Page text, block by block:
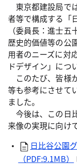
東京都建設局で
者等で構成する「
（委員長：進士
歴史的価値等の公
用者のニーズに対
ドデザイン」につ
このたび、皆様
等も参考にさせて
ました。
今後は、この日
来像の実現に向け
日比谷公園
（PDF:9.1MB）